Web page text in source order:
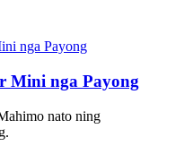
Mini nga Payong
nato ning